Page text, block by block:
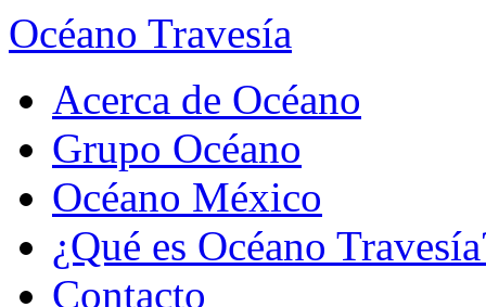
Océano Travesía
Acerca de Océano
Grupo Océano
Océano México
¿Qué es Océano
Contacto